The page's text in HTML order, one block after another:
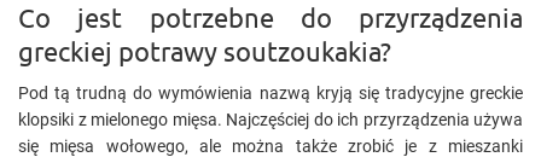
Co jest potrzebne do przyrządzenia
greckiej potrawy soutzoukakia?
Pod tą trudną do wymówienia nazwą kryją się tradycyjne greckie
klopsiki z mielonego mięsa. Najczęściej do ich przyrządzenia używa
się mięsa wołowego, ale można także zrobić je z mieszanki